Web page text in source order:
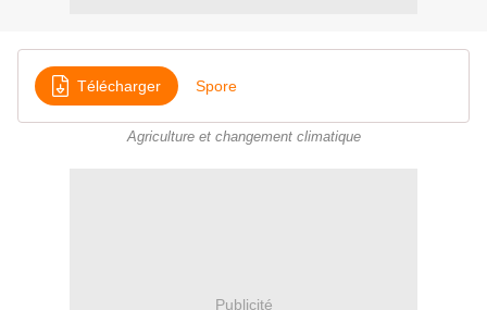
Télécharger Spore
Agriculture et changement climatique
Publicité